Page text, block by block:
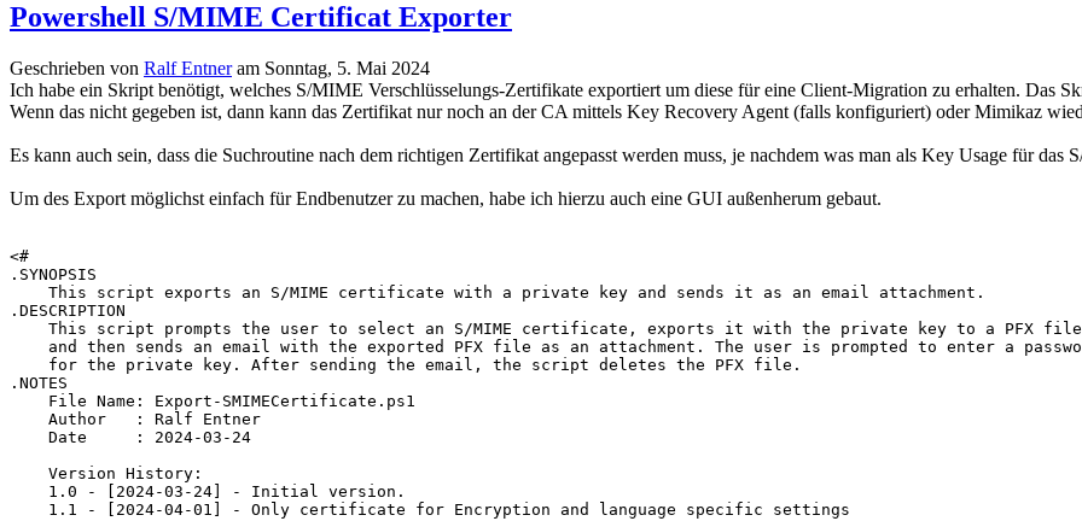
Powershell S/MIME Certificat Exporter
Geschrieben von Ralf Entneram Sonntag, 5. Mai 2024
Ich habe ein Skript benötigt, welches S/MIME Verschlüsselungs-Zertifikate exportiert um diese für eine Client-Migration zu erhalten. Das
Wenn das nicht gegeben ist, dann kann das Zertifikat nur noch an der CA mittels Key Recovery Agent (falls konfiguriert) oder Mimikaz
Es kann auch sein, dass die Suchroutine nach dem richtigen Zertifikat angepasst werden muss, je nachdem was man als Key Usage für
Um des Export möglichst einfach für Endbenutzer zu machen, habe ich hierzu auch eine GUI außenherum gebaut.
<#
.SYNOPSIS
    This script exports an S/MIME certificate with a private key and sends it as an email attachment.
.DESCRIPTION
This script prompts the user to select an S/MIME certificate, exports it with the private key to a PFX
and then sends an email with the exported PFX file as an attachment. The user is prompted to enter a
    for the private key. After sending the email, the script deletes the PFX file.
.NOTES
    File Name: Export-SMIMECertificate.ps1
    Author   : Ralf Entner
    Date     : 2024-03-24
    Version History:
    1.0 - [2024-03-24] - Initial version.
    1.1 - [2024-04-01] - Only certificate for Encryption and language specific settings